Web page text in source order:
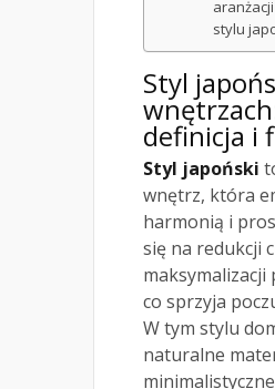
stylu
Styl
definicja i
Styl japoński
wnętrz, która
harmonią i
się na redukcji
maksymalizacji
co sprzyja
W tym stylu
naturalne